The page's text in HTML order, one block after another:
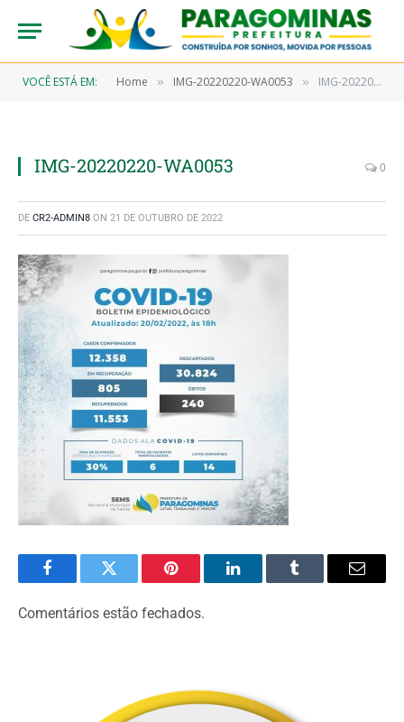
VOCÊ ESTÁ EM: Home » IMG-20220220-WA0053 » IMG-20220220-WA0053
IMG-20220220-WA0053 0
DE CR2-ADMIN8 ON 21 DE OUTUBRO DE 2022
FacebookTwitter Pinterest LinkedInTumblr Email
Comentários estão fechados.